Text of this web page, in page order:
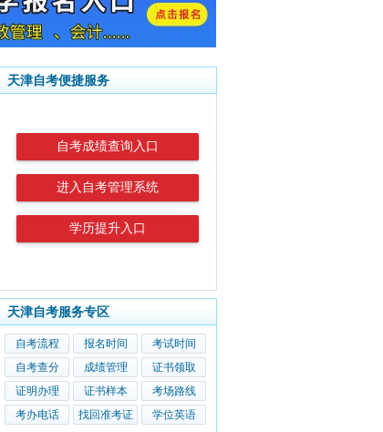
天津自考便捷服务
自考成绩查询入口
进入自考管理系统
学历提升入口
天津自考服务专区
自考流程 报名时间
考试时间
自考查分
成绩管理
证书领取
证明办理
证书样本
考场路线
考办电话
找回准考证 学位英语